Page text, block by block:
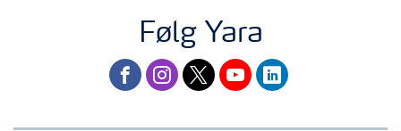
Følg Yara
facebookinstagram
twitteryoutubelinkedin